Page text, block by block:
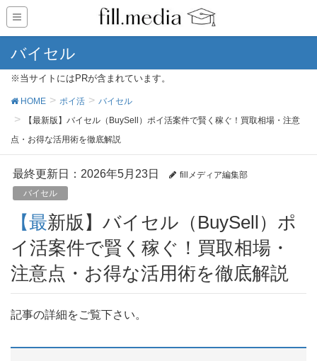
バイセル
※当サイトにはPRが含まれています。
HOME ポイ活
バイセル
【最新版】バイセル（BuySell）ポイ活案件で賢く稼ぐ！買取相場・注意
点・お得な活用術を徹底解説
最終更新日：2026年5月23日
fillメディア編集部
バイセル
【最新版】バイセル（BuySell）ポ
イ活案件で賢く稼ぐ！買取相場・
注意点・お得な活用術を徹底解説
記事の詳細をご覧下さい。